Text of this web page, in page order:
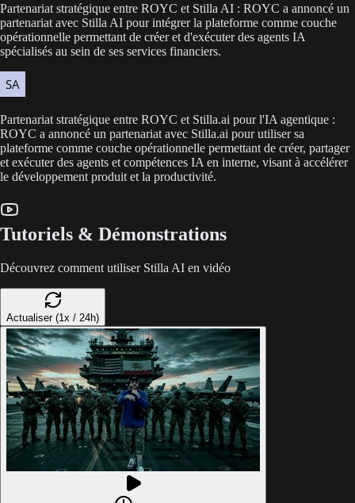
Partenariat stratégique entre ROYC et Stilla AI : ROYC a annoncé un
partenariat avec Stilla AI pour intégrer la plateforme comme couche
opérationnelle permettant de créer et d'exécuter des agents IA
spécialisés au sein de ses services financiers.
Partenariat stratégique entre ROYC et Stilla.ai pour l'IA agentique :
ROYC a annoncé un partenariat avec Stilla.ai pour utiliser sa
plateforme comme couche opérationnelle permettant de créer, partager
et exécuter des agents et compétences IA en interne, visant à accélérer
le développement produit et la productivité.
Tutoriels & Démonstrations
Découvrez comment utiliser Stilla AI en vidéo
Actualiser (1x / 24h)